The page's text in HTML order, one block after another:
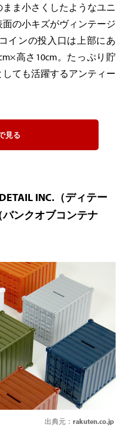
ま小さくしたようなユニ
の小キズがヴィンテージ
インの投入口は上部にあ
高さ10cm。たっぷり貯
ても活躍するアンティー
見る
INC.（ディテー
ンクオブコンテナ
出典元： rakuten.co.jp